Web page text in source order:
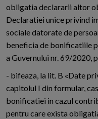
obligatia declararii altor
Declaratiei unice privind
sociale datorate de
beneficia de bonificatiile
a Guvernului nr. 69/2020,
- bifeaza, la lit. B «Date
capitolul I din formular,
bonificatiei in cazul
pentru care exista